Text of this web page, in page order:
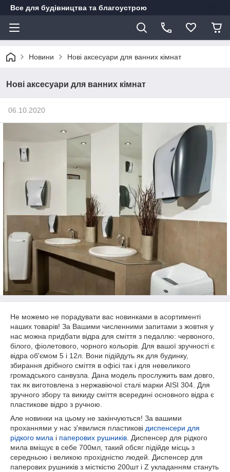
Все для будівництва та благоустрою
Новини Нові аксесуари для ванних кімнат
Нові аксесуари для ванних кімнат
06.10.2020
Не можемо не порадувати вас новинками в асортименті
наших товарів! За Вашими численними запитами з жовтня у
нас можна придбати відра для сміття з педаллю: червоного,
білого, фіолетового, чорного кольорів. Для вашої зручності є
відра об'ємом 5 і 12л. Вони підійдуть як для будинку,
збирання дрібного сміття в офісі так і для невеликого
громадського санвузла. Дана модель прослужить вам довго,
так як виготовлена ​​з нержавіючої сталі марки AISI 304. Для
зручного збору та викиду сміття всередині основного відра є
пластикове відро з ручною.
Але новинки на цьому не закінчуються! За вашими
проханнями у нас з'явилися пластикові диспенсери для
рідкого мила і паперових рушників . Диспенсер для рідкого
мила вміщує в себе 700мл, такий обсяг підійде місць з
середньою і великою прохідністю людей. Диспенсер для
паперових рушників з місткістю 200шт і Z укладанням стануть